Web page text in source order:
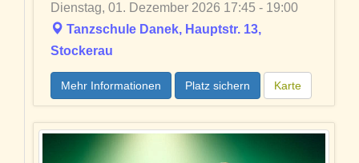
Dienstag, 01. Dezember 2026 17:45 - 19:00
Tanzschule Danek, Hauptstr. 13,
Stockerau
Mehr Informationen Platz sichern Karte